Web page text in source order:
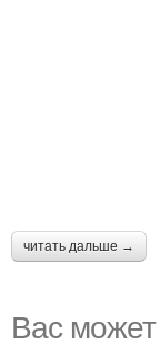
читать дальше →
Вас